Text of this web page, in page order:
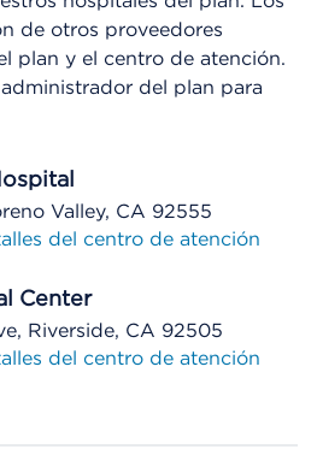
de otros proveedores
plan y el centro de atención.
del plan para
Valley, CA 92555
del centro de atención
Center
Riverside, CA 92505
del centro de atención